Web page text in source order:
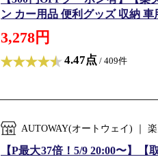
ン カー用品 便利グッズ 収納
3,278円
4.47点 / 409件
AUTOWAY(オートウェイ) ｜
【P最大37倍！5/9 20:00〜】